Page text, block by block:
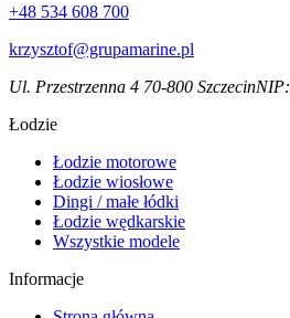
+48 534 608 700
krzysztof@grupamarine.pl
Ul. Przestrzenna 4 70-800 SzczecinNIP:
Łodzie
Łodzie motorowe
Łodzie wiosłowe
Dingi / małe łódki
Łodzie wędkarskie
Wszystkie modele
Informacje